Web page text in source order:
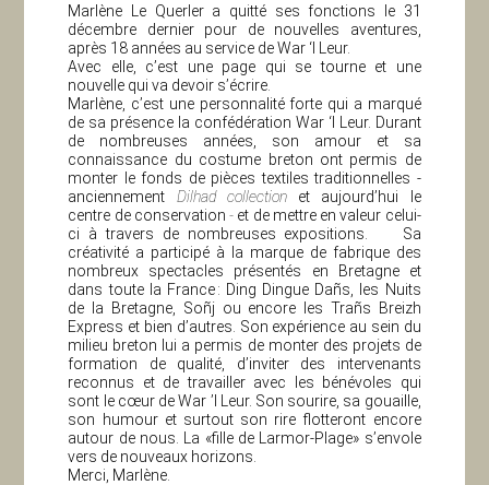
Marlène Le Querler a quitté ses fonctions le 31
décembre dernier pour de nouvelles aventures,
après 18 années au service de War ‘l Leur.
Avec elle, c’est une page qui se tourne et une
nouvelle qui va devoir s’écrire.
Marlène, c’est une personnalité forte qui a marqué
de sa présence la confédération War ‘l Leur. Durant
de nombreuses années, son amour et sa
connaissance du costume breton ont permis de
monter le fonds de pièces textiles traditionnelles -
anciennement Dilhad collection et aujourd’hui le
centre de conservation - et de mettre en valeur celui-
ci à travers de nombreuses expositions. Sa
créativité a participé à la marque de fabrique des
nombreux spectacles présentés en Bretagne et
dans toute la France : Ding Dingue Dañs, les Nuits
de la Bretagne, Soñj ou encore les Trañs Breizh
Express et bien d’autres. Son expérience au sein du
milieu breton lui a permis de monter des projets de
formation de qualité, d’inviter des intervenants
reconnus et de travailler avec les bénévoles qui
sont le cœur de War ’l Leur. Son sourire, sa gouaille,
son humour et surtout son rire flotteront encore
autour de nous. La «fille de Larmor-Plage» s’envole
vers de nouveaux horizons.
Merci, Marlène.